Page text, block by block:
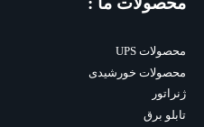
محصولات UPS
محصولات خورشیدی
ژنراتور
تابلو برق